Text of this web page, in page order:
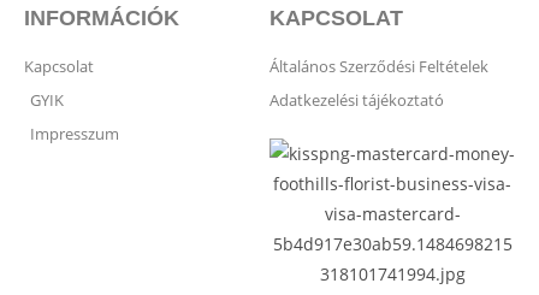
INFORMÁCIÓK
Kapcsolat
GYIK
Impresszum
KAPCSOLAT
Általános Szerződési Feltételek
Adatkezelési tájékoztató